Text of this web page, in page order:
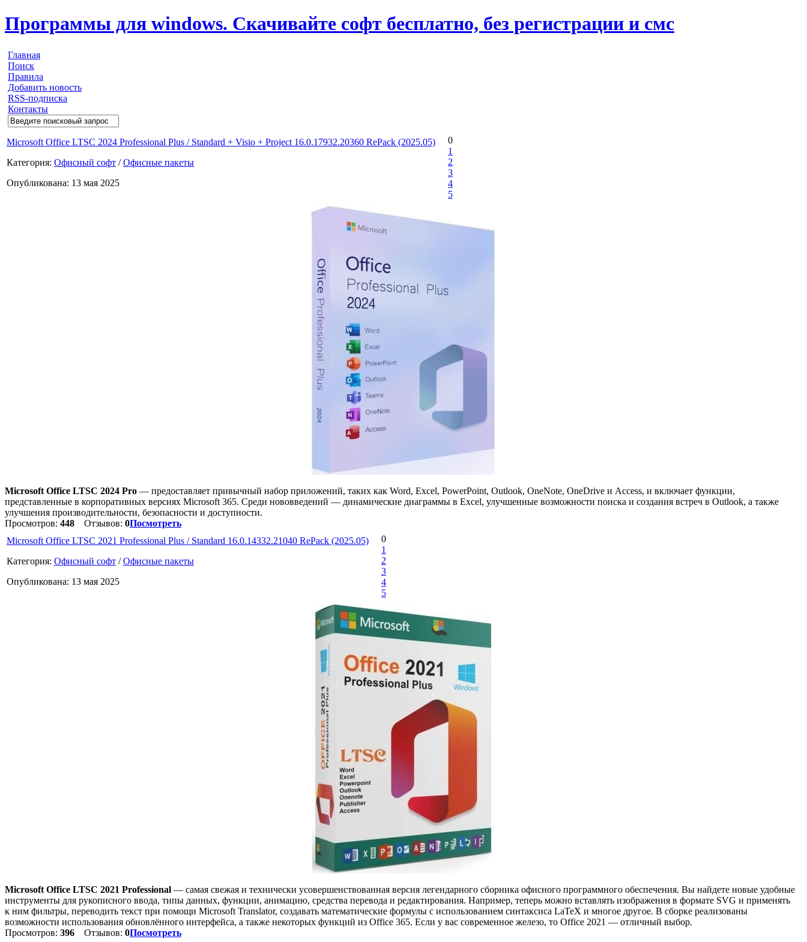
Программы для windows. Скачивайте софт бесплатно, без регистрации и смс
Главная
Поиск
Правила
Добавить новость
RSS-подписка
Контакты
Microsoft Office LTSC 2024 Professional Plus / Standard + Visio + Project 16.0.17932.20360 RePack (2025.05)
Категория: Офисный софт /Офисные пакеты
Опубликована: 13 мая 2025
0
1
2
3
4
5
Microsoft Office LTSC 2024 Pro — предоставляет привычный набор приложений, таких как Word, Excel, PowerPoint, Outlook, OneNote, OneDrive и Access, и включает функции,
представленные в корпоративных версиях Microsoft 365. Среди нововведений — динамические диаграммы в Excel, улучшенные возможности поиска и создания встреч в Outlook, а также
улучшения производительности, безопасности и доступности.
Просмотров: 448 Отзывов: 0Посмотреть
Microsoft Office LTSC 2021 Professional Plus / Standard 16.0.14332.21040 RePack (2025.05)
Категория: Офисный софт /Офисные пакеты
Опубликована: 13 мая 2025
0
1
2
3
4
5
Microsoft Office LTSC 2021 Professional — самая свежая и технически усовершенствованная версия легендарного сборника офисного программного обеспечения. Вы найдете новые удобные
инструменты для рукописного ввода, типы данных, функции, анимацию, средства перевода и редактирования. Например, теперь можно вставлять изображения в формате SVG и применять
к ним фильтры, переводить текст при помощи Microsoft Translator, создавать математические формулы с использованием синтаксиса LaTeX и многое другое. В сборке реализованы
возможности использования обновлённого интерфейса, а также некоторых функций из Office 365. Если у вас современное железо, то Office 2021 — отличный выбор.
Просмотров: 396 Отзывов: 0Посмотреть